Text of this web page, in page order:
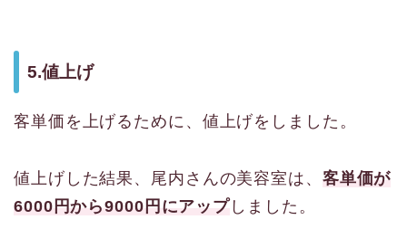
5.値上げ
客単価を上げるために、値上げをしました。
値上げした結果、尾内さんの美容室は、 客単価が
6000円から9000円にアップ しました。